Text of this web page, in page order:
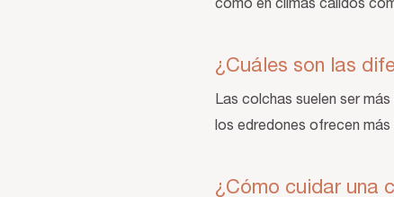
como en climas cálidos
¿Cuáles son las
Las colchas suelen ser
los edredones ofrecen
¿Cómo cuidar una